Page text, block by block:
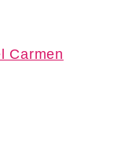
Carmen